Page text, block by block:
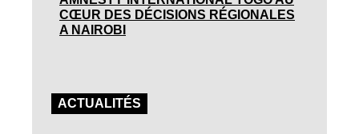
CŒUR DES DÉCISIONS RÉGIONALES
A NAIROBI
ACTUALITÉS